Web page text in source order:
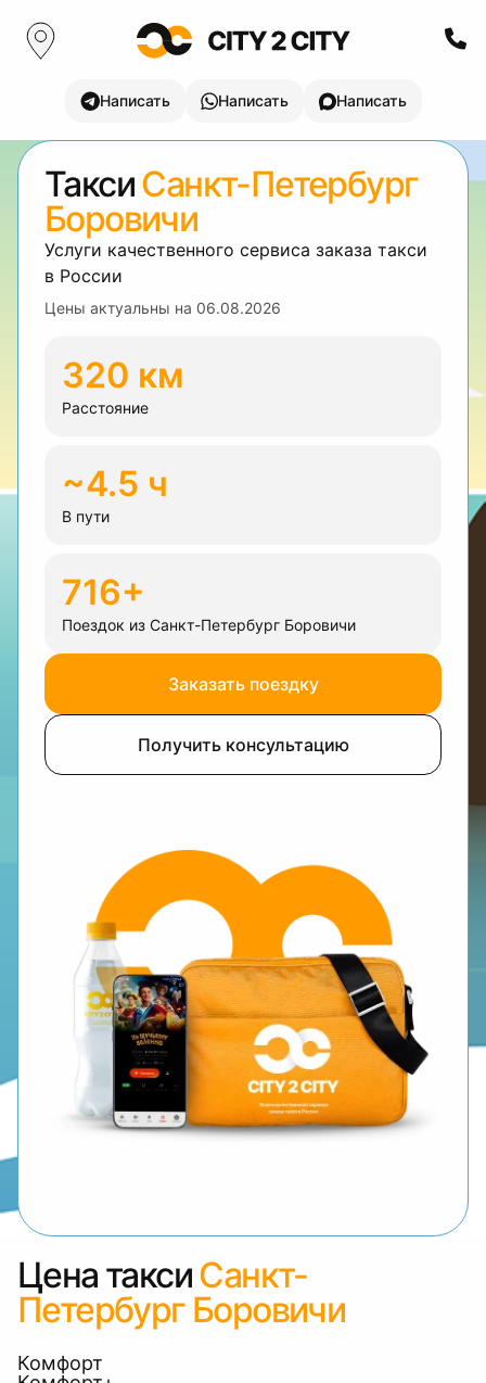
Написать Написать Написать
ТаксиСанкт-Петербург
Боровичи
Услуги качественного сервиса заказа такси
в России
Цены актуальны на 06.08.2026
320 км
Расстояние
~4.5 ч
В пути
716+
Поездок из Санкт-Петербург Боровичи
Заказать поездку
Получить консультацию
Цена таксиСанкт-
Петербург Боровичи
Комфорт